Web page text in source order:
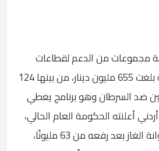
مجموعات من الدعم لقطاعات
متعددة بقيمة إجمالية بلغت 655 مليون دينار، من بينها 124
ضد السرطان وهو برنامج يغطي
أردني أعلنته الحكومة العام الحالي،
و80 مليونًا لدعم أسطوانة الغاز بعد رفعه من 63 مليونًا،